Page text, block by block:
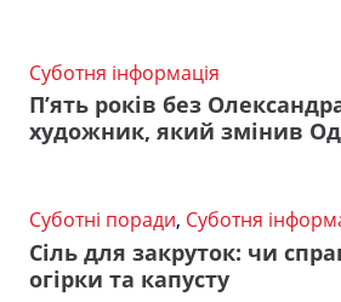
Суботня інформація
П’ять років без
художник, який змінив
Суботні поради, Суботня
Сіль для закруток: чи
огірки та капусту